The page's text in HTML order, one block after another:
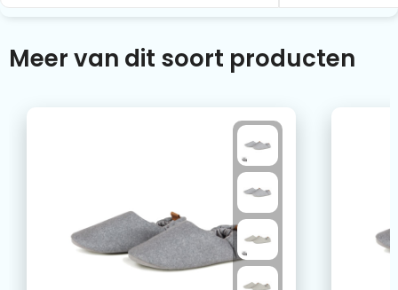
Meer van dit soort producten